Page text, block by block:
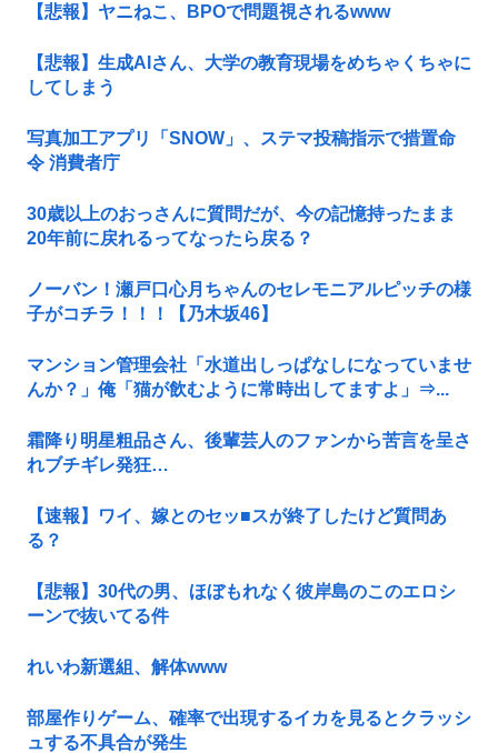
【悲報】ヤニねこ、BPOで問題視されるwww
【悲報】生成AIさん、大学の教育現場をめちゃくちゃに
してしまう
写真加工アプリ「SNOW」、ステマ投稿指示で措置命
令 消費者庁
30歳以上のおっさんに質問だが、今の記憶持ったまま
20年前に戻れるってなったら戻る？
ノーバン！瀬戸口心月ちゃんのセレモニアルピッチの様
子がコチラ！！！【乃木坂46】
マンション管理会社「水道出しっぱなしになっていませ
んか？」俺「猫が飲むように常時出してますよ」⇒...
霜降り明星粗品さん、後輩芸人のファンから苦言を呈さ
れブチギレ発狂…
【速報】ワイ、嫁とのセッ■スが終了したけど質問あ
る？
【悲報】30代の男、ほぼもれなく彼岸島のこのエロシ
ーンで抜いてる件
れいわ新選組、解体www
部屋作りゲーム、確率で出現するイカを見るとクラッシ
ュする不具合が発生